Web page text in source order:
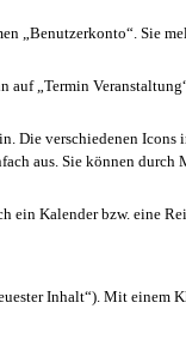
„Benutzerkonto“. Sie
„Termin
Die verschiedenen
aus. Sie können durch
ein Kalender bzw. eine
Inhalt“). Mit einem